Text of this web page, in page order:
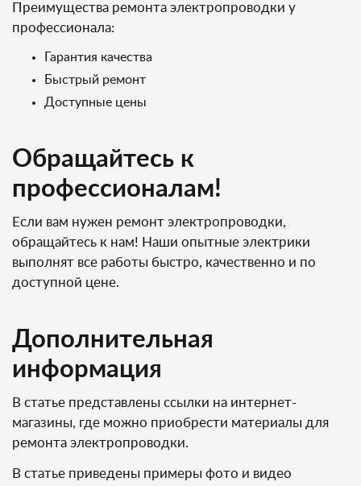
Преимущества ремонта электропроводки у
профессионала:
Гарантия качества
Быстрый ремонт
Доступные цены
Обращайтесь к
профессионалам!
Если вам нужен ремонт электропроводки,
обращайтесь к нам! Наши опытные электрики
выполнят все работы быстро, качественно и по
доступной цене.
Дополнительная
информация
В статье представлены ссылки на интернет-
магазины, где можно приобрести материалы для
ремонта электропроводки.
В статье приведены примеры фото и видео